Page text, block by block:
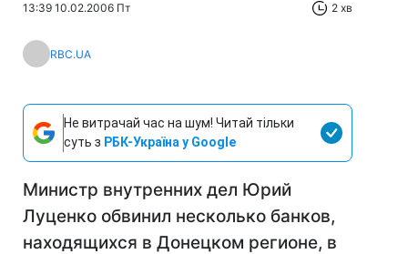
13:39 10.02.2006 Пт 2 хв
RBC.UA
Не витрачай час на шум! Читай тільки
суть з РБК-Україна у Google
Министр внутренних дел Юрий
Луценко обвинил несколько банков,
находящихся в Донецком регионе, в